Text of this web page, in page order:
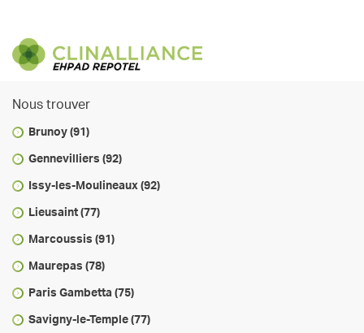
Nous trouver
Brunoy (91)
Gennevilliers (92)
Issy-les-Moulineaux (92)
Lieusaint (77)
Marcoussis (91)
Maurepas (78)
Paris Gambetta (75)
Savigny-le-Temple (77)